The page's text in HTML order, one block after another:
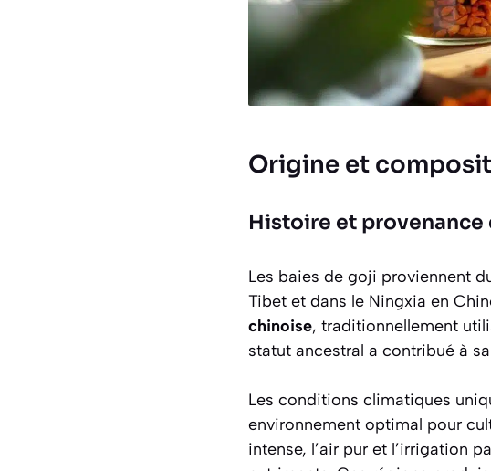
Origine et
Histoire et provenance
Les baies de goji proviennent
Tibet et dans le Ningxia en
chinoise, traditionnellement
statut ancestral a contribué à
Les conditions climatiques
environnement optimal pour
intense, l’air pur et l’irrigation